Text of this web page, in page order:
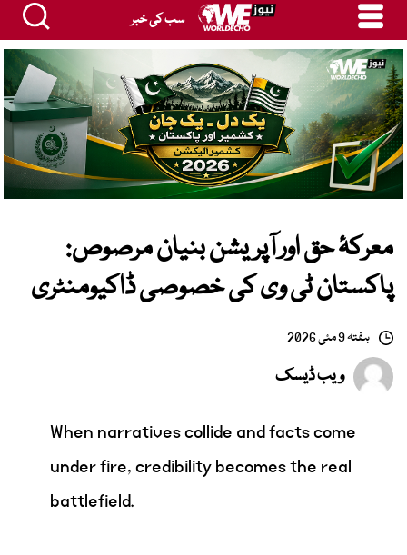
سب کی خبر
معرکۂ حق اور آپریشن بنیان مرصوص:
پاکستان ٹی وی کی خصوصی ڈاکیومنٹری
ہفتہ 9 مئی 2026
ویب ڈیسک
When narratives collide and facts come
under fire, credibility becomes the real
battlefield.